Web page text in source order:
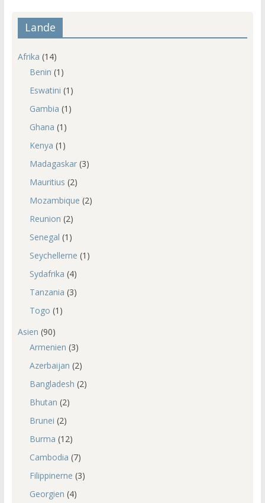
Lande
Afrika (14)
Benin (1)
Eswatini (1)
Gambia (1)
Ghana (1)
Kenya (1)
Madagaskar(3)
Mauritius (2)
Mozambique (2)
Reunion (2)
Senegal (1)
Seychellerne (1)
Sydafrika (4)
Tanzania (3)
Togo (1)
Asien (90)
Armenien (3)
Azerbaijan (2)
Bangladesh (2)
Bhutan (2)
Brunei (2)
Burma (12)
Cambodia (7)
Filippinerne (3)
Georgien (4)